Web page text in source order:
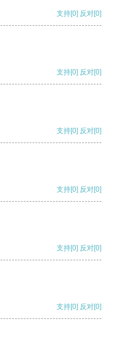
支持[0] 反对[0]
支持[0] 反对[0]
支持[0] 反对[0]
支持[0] 反对[0]
支持[0] 反对[0]
支持[0] 反对[0]